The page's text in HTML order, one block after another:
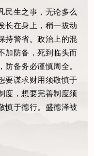
民生之事，无论多么
长在身上，稍一拔动
持警省。政治上的混
加防备，死到临头而
防备务必谨慎周全。
要谋求财用须敬慎于
度，想要完善制度须
慎于德行。盛德泽被